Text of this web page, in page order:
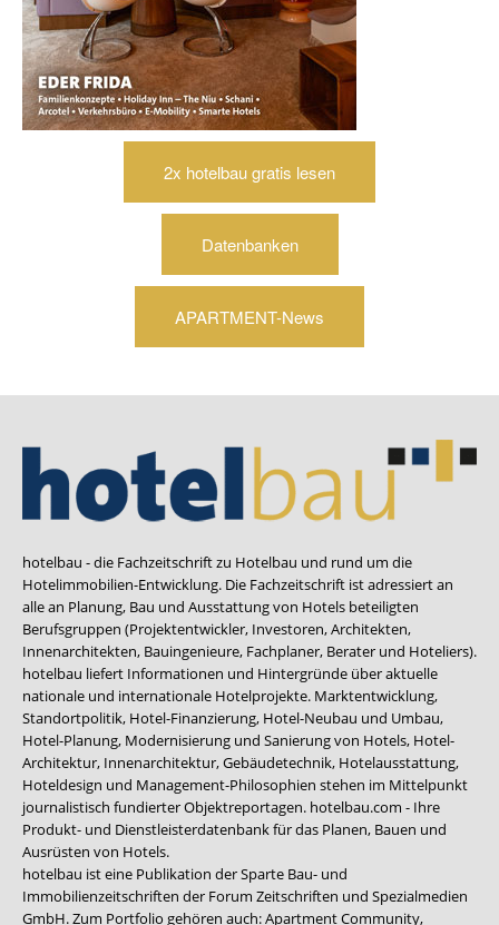
2x hotelbau gratis lesen
Datenbanken
APARTMENT-News
hotelbau - die Fachzeitschrift zu Hotelbau und rund um die
Hotelimmobilien-Entwicklung. Die Fachzeitschrift ist adressiert an
alle an Planung, Bau und Ausstattung von Hotels beteiligten
Berufsgruppen (Projektentwickler, Investoren, Architekten,
Innenarchitekten, Bauingenieure, Fachplaner, Berater und Hoteliers).
hotelbau liefert Informationen und Hintergründe über aktuelle
nationale und internationale Hotelprojekte. Marktentwicklung,
Standortpolitik, Hotel-Finanzierung, Hotel-Neubau und Umbau,
Hotel-Planung, Modernisierung und Sanierung von Hotels, Hotel-
Architektur, Innenarchitektur, Gebäudetechnik, Hotelausstattung,
Hoteldesign und Management-Philosophien stehen im Mittelpunkt
journalistisch fundierter Objektreportagen. hotelbau.com - Ihre
Produkt- und Dienstleisterdatenbank für das Planen, Bauen und
Ausrüsten von Hotels.
hotelbau ist eine Publikation der Sparte Bau- und
Immobilienzeitschriften der Forum Zeitschriften und Spezialmedien
GmbH. Zum Portfolio gehören auch:Apartment Community,